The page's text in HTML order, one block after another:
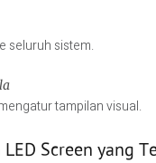
seluruh sistem.
tampilan visual.
Screen yang